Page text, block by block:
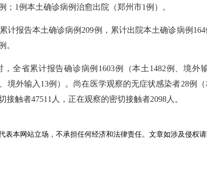
1例本土确诊病例治愈出院（郑州市1例）。
计报告本土确诊病例209例，累计出院本土确诊病例164
。
，全省累计报告确诊病例1603例（本土1482例、境外
境外输入13例）。尚在医学观察的无症状感染者28例（
触者47511人，正在观察的密切接触者2098人。
表本网站立场，不承担任何经济和法律责任。文章如涉及侵权请